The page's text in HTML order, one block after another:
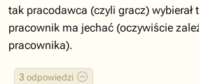
3 odpowiedzi
tak pracodawca (czyli gracz) wybierał
pracownik ma jechać (oczywiście
pracownika).